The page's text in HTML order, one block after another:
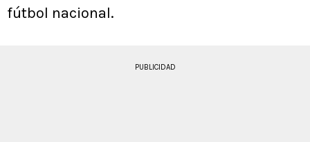
fútbol nacional.
PUBLICIDAD